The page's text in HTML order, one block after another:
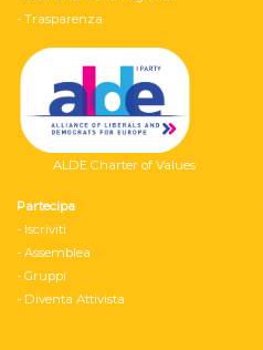
- Trasparenza
ALDE Charter of Values
Partecipa
- Iscriviti
- Assemblea
- Gruppi
- Diventa Attivista